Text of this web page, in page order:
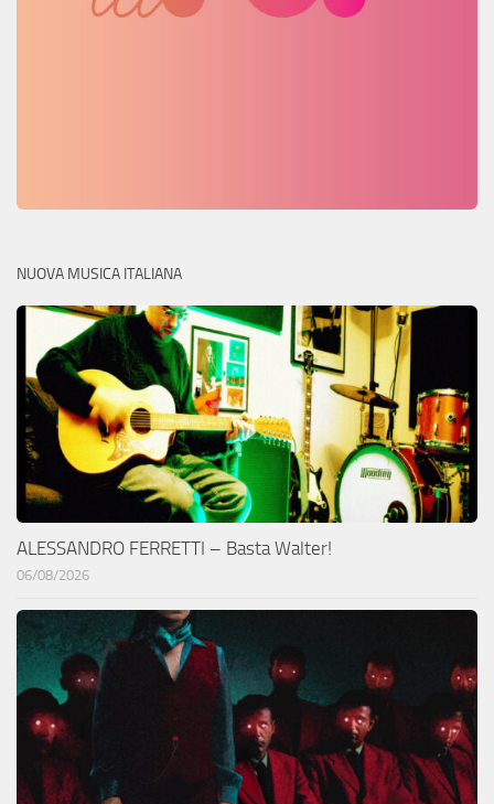
NUOVA MUSICA ITALIANA
ALESSANDRO FERRETTI – Basta Walter!
06/08/2026